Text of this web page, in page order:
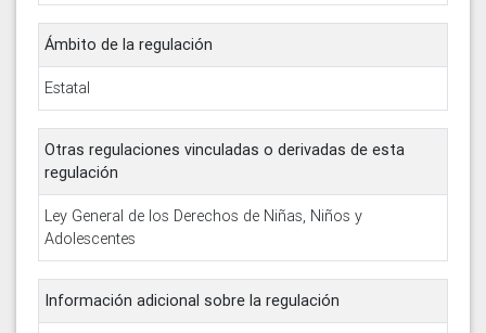
Ámbito de la regulación
Estatal
Otras regulaciones vinculadas o derivadas de esta
regulación
Ley General de los Derechos de Niñas, Niños y
Adolescentes
Información adicional sobre la regulación